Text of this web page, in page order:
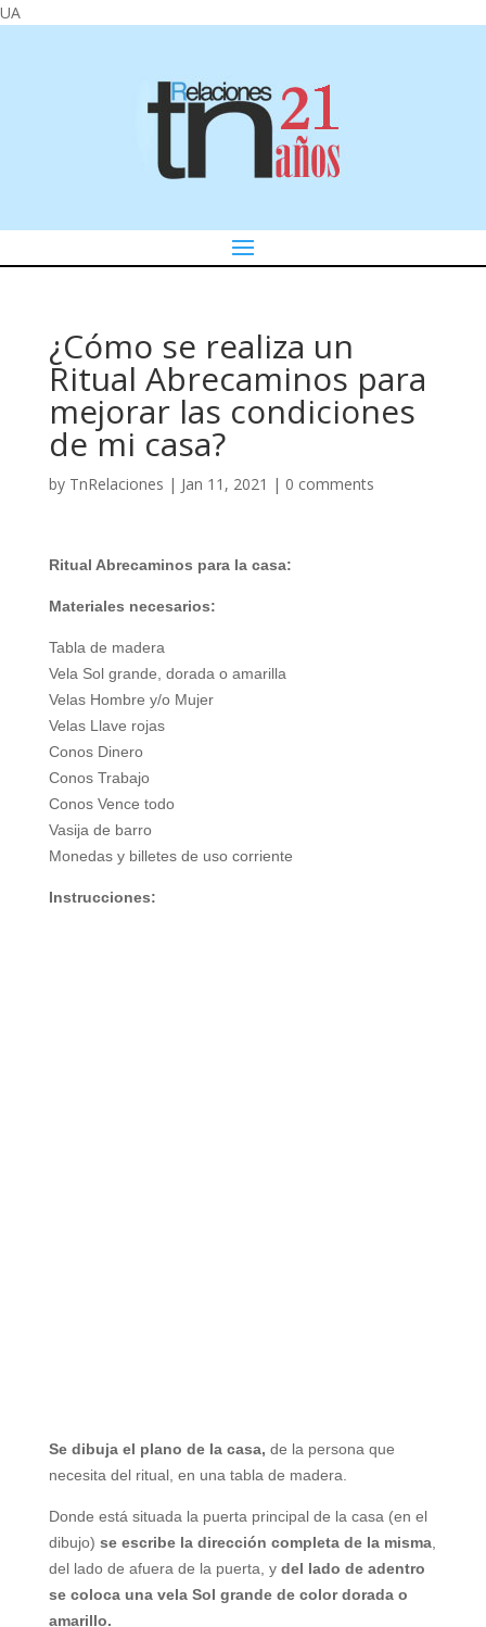
UA
¿Cómo se realiza un
Ritual Abrecaminos para
mejorar las condiciones
de mi casa?
by TnRelaciones | Jan 11, 2021 | 0 comments
Ritual Abrecaminos para la casa:
Materiales necesarios:
Tabla de madera
Vela Sol grande, dorada o amarilla
Velas Hombre y/o Mujer
Velas Llave rojas
Conos Dinero
Conos Trabajo
Conos Vence todo
Vasija de barro
Monedas y billetes de uso corriente
Instrucciones:
Se dibuja el plano de la casa, de la persona que
necesita del ritual, en una tabla de madera.
Donde está situada la puerta principal de la casa (en el
dibujo) se escribe la dirección completa de la misma,
del lado de afuera de la puerta, y del lado de adentro
se coloca una vela Sol grande de color dorada o
amarillo.